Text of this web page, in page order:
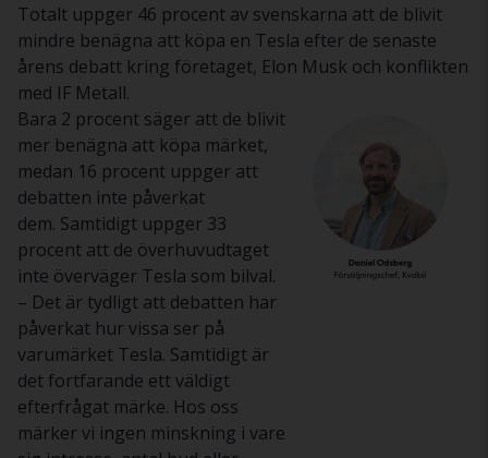
Totalt uppger 46 procent av svenskarna att de blivit
mindre benägna att köpa en Tesla efter de senaste
årens debatt kring företaget, Elon Musk och konflikten
med IF Metall.
Bara 2 procent säger att de blivit
mer benägna att köpa märket,
medan 16 procent uppger att
debatten inte påverkat
dem. Samtidigt uppger 33
procent att de överhuvudtaget
inte överväger Tesla som bilval.
– Det är tydligt att debatten har
påverkat hur vissa ser på
varumärket Tesla. Samtidigt är
det fortfarande ett väldigt
efterfrågat märke. Hos oss
märker vi ingen minskning i vare